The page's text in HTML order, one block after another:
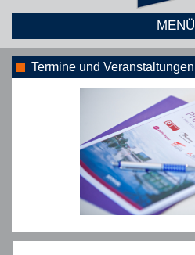
MENÜ
Termine und Veranstaltungen